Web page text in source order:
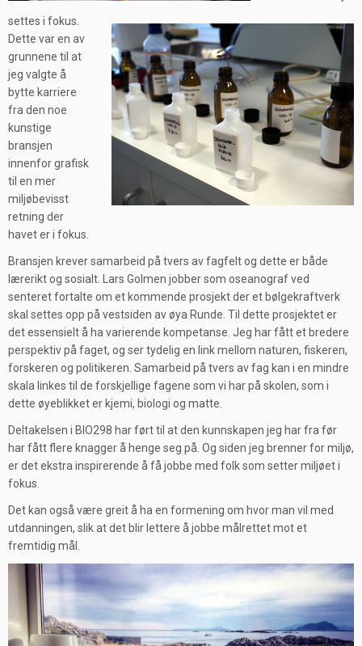
settes i fokus.
Dette var en av
grunnene til at
jeg valgte å
bytte karriere
fra den noe
kunstige
bransjen
innenfor grafisk
til en mer
miljøbevisst
retning der
havet er i fokus.
Bransjen krever samarbeid på tvers av fagfelt og dette er både
lærerikt og sosialt. Lars Golmen jobber som oseanograf ved
senteret fortalte om et kommende prosjekt der et bølgekraftverk
skal settes opp på vestsiden av øya Runde. Til dette prosjektet er
det essensielt å ha varierende kompetanse. Jeg har fått et bredere
perspektiv på faget, og ser tydelig en link mellom naturen, fiskeren,
forskeren og politikeren. Samarbeid på tvers av fag kan i en mindre
skala linkes til de forskjellige fagene som vi har på skolen, som i
dette øyeblikket er kjemi, biologi og matte.
Deltakelsen i BIO298 har ført til at den kunnskapen jeg har fra før
har fått flere knagger å henge seg på. Og siden jeg brenner for miljø,
er det ekstra inspirerende å få jobbe med folk som setter miljøet i
fokus.
Det kan også være greit å ha en formening om hvor man vil med
utdanningen, slik at det blir lettere å jobbe målrettet mot et
fremtidig mål.